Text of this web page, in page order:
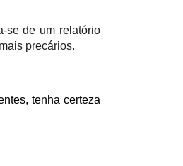
se de um relatório
precários.
tenha certeza